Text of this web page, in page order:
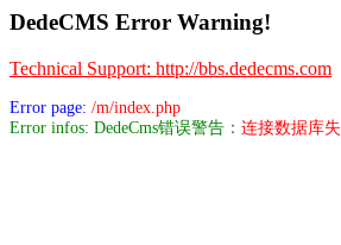
DedeCMS Error Warning!
Technical Support: http://bbs.dedecms.com
Error page: /m/index.php
Error infos: DedeCms错误警告： 连接数据库